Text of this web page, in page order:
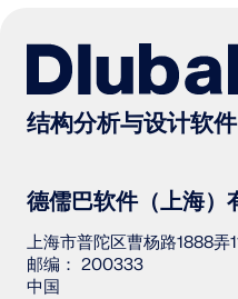
结构分析与设计软件
德儒巴软件（上海）
上海市普陀区曹杨路1888弄
邮编： 200333
中国